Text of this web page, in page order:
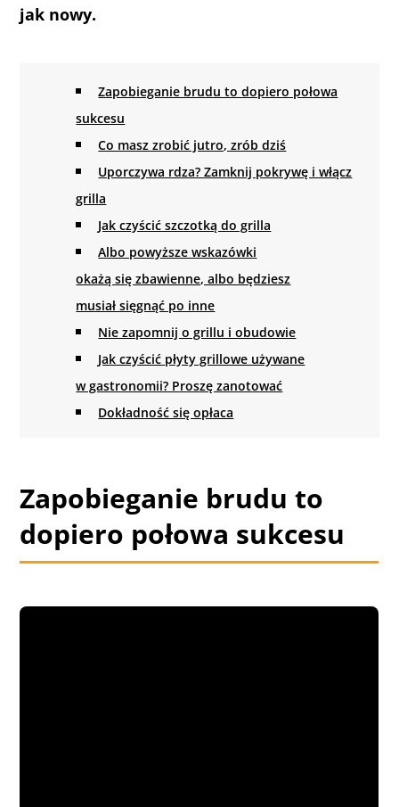
jak nowy.
Zapobieganie brudu to dopiero połowa
sukcesu
Co masz zrobić jutro, zrób dziś
Uporczywa rdza? Zamknij pokrywę i włącz
grilla
Jak czyścić szczotką do grilla
Albo powyższe wskazówki
okażą się zbawienne, albo będziesz
musiał sięgnąć po inne
Nie zapomnij o grillu i obudowie
Jak czyścić płyty grillowe używane
w gastronomii? Proszę zanotować
Dokładność się opłaca
Zapobieganie brudu to
dopiero połowa sukcesu